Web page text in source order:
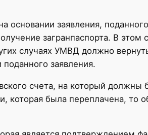
основании заявления,
загранпаспорта. В этом
случаях УМВД должно
заявления.
счета, на который
которая была переплачена, то